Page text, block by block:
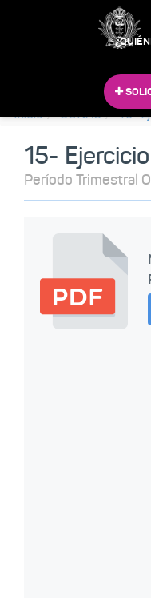
Inicio CONAC 15-
15-
Período Trimestral